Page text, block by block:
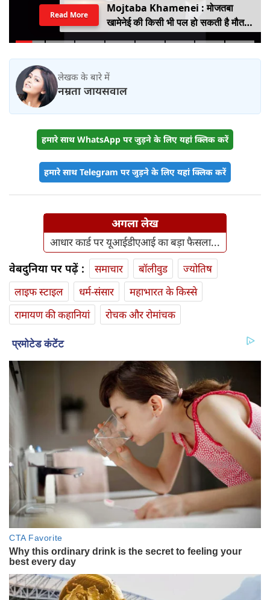
Mojtaba Khamenei : मोजतबा
खामेनेई की किसी भी पल हो सकती है मौत,
इजराइली मीडिया के दावे के बीच सामने आया
Read More
लेखक के बारे में
नम्रता जायसवाल
हमारे साथ WhatsApp पर जुड़ने के लिए यहां क्लिक करें
हमारे साथ Telegram पर जुड़ने के लिए यहां क्लिक करें
अगला लेख
आधार कार्ड पर यूआईडीएआई का बड़ा फैसला...
वेबदुनिया पर पढ़ें : समाचार बॉलीवुड
ज्योतिष
लाइफ स्‍टाइल
धर्म-संसार
महाभारत के किस्से
रामायण की कहानियां
रोचक और रोमांचक